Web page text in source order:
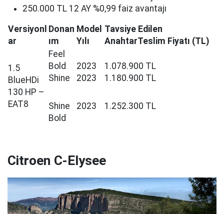
250.000 TL 12 AY %0,99 faiz avantajı
Versiyonl
ar
Donan
ım
Model
Yılı
Tavsiye Edilen
AnahtarTeslim Fiyatı (TL)
1.5
BlueHDi
130 HP –
EAT8
Feel
Bold
Shine
Shine
Bold
2023
2023
2023
1.078.900 TL
1.180.900 TL
1.252.300 TL
Citroen C-Elysee